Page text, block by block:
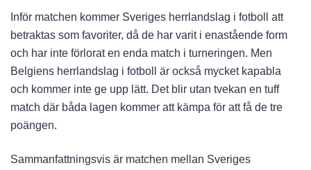
Inför matchen kommer Sveriges herrlandslag i fotboll att
betraktas som favoriter, då de har varit i enastående form
och har inte förlorat en enda match i turneringen. Men
Belgiens herrlandslag i fotboll är också mycket kapabla
och kommer inte ge upp lätt. Det blir utan tvekan en tuff
match där båda lagen kommer att kämpa för att få de tre
poängen.
Sammanfattningsvis är matchen mellan Sveriges